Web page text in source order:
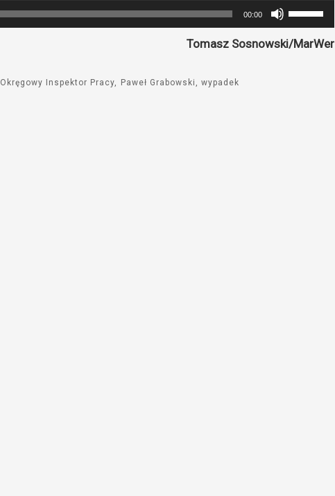
00:00
strzałek
do
Tomasz Sosnowski/MarWer
Okręgowy Inspektor Pracy Paweł Grabowski wypadek